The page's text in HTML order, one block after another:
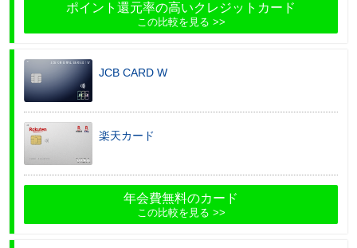
ポイント還元率の高いクレジットカード
この比較を見る
JCB CARD W
楽天カード
年会費無料のカード
この比較を見る